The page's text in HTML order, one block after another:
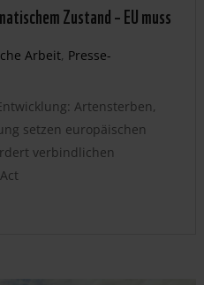
Zustand – EU muss
Arbeit, Presse-
Artensterben,
setzen europäischen
verbindlichen